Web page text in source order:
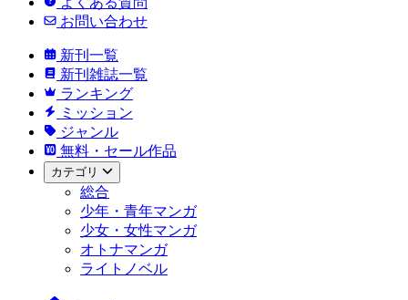
お問い合わせ
新刊一覧
新刊雑誌一覧
ランキング
ミッション
ジャンル
無料・セール作品
カテゴリ
総合
少年・青年マンガ
少女・女性マンガ
オトナマンガ
ライトノベル